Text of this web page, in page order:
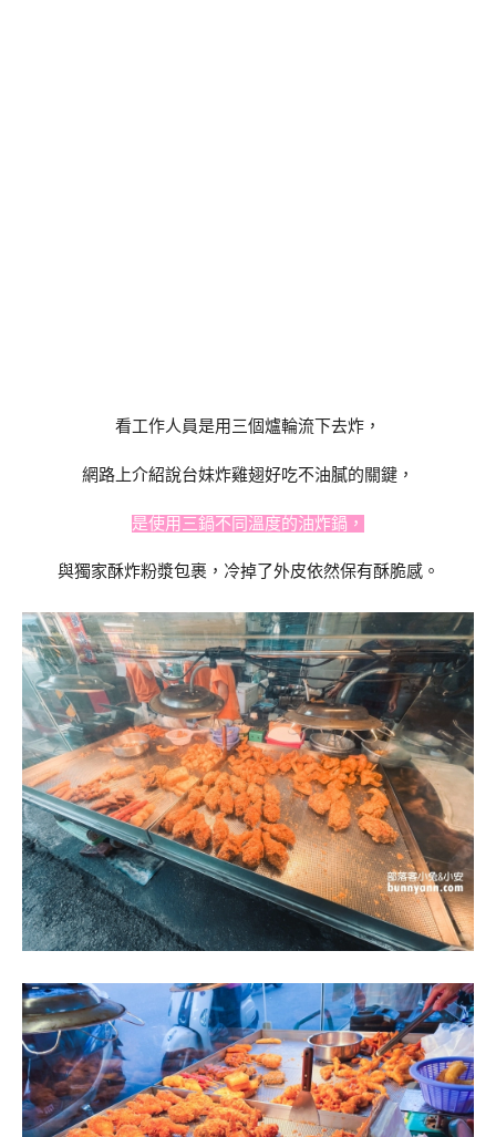
看工作人員是用三個爐輪流下去炸，
網路上介紹說台妹炸雞翅好吃不油膩的關鍵，
是使用三鍋不同溫度的油炸鍋，
與獨家酥炸粉漿包裹，冷掉了外皮依然保有酥脆感。